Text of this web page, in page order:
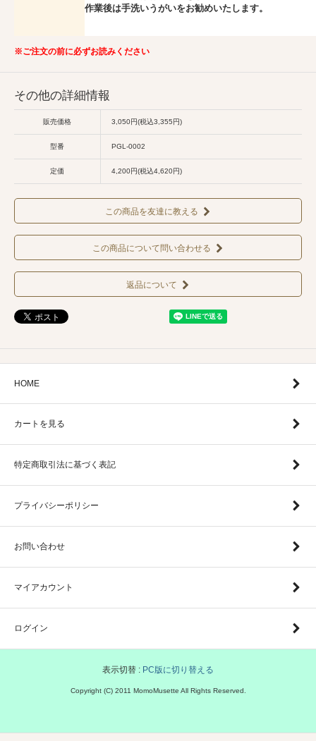
作業後は手洗いうがいをお勧めいたします。
※ご注文の前に必ずお読みください
その他の詳細情報
販売価格 3,050円(税込3,355円)
型番 PGL-0002
定価 4,200円(税込4,620円)
この商品を友達に教える
この商品について問い合わせる
返品について
HOME
カートを見る
特定商取引法に基づく表記
プライバシーポリシー
お問い合わせ
マイアカウント
ログイン
表示切替 : PC版に切り替える
Copyright (C) 2011 MomoMusette All Rights Reserved.